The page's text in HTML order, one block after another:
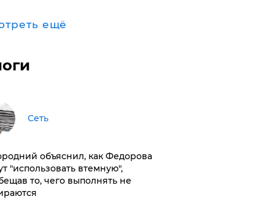
ещё
Сеть
объяснил, как Федорова
"использовать втемную",
то, чего выполнять не